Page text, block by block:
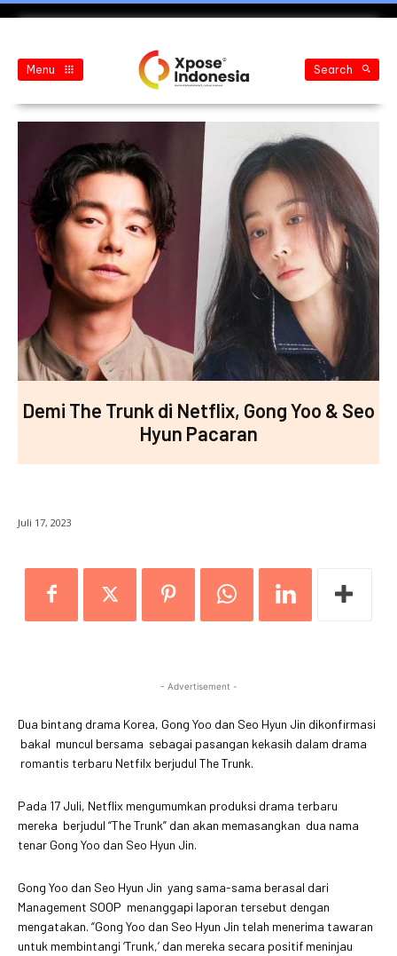
Menu Search
Demi The Trunk di Netflix, Gong Yoo & Seo
Hyun Pacaran
Juli 17, 2023
- Advertisement -
Dua bintang drama Korea, Gong Yoo dan Seo Hyun Jin dikonfirmasi
bakal muncul bersama sebagai pasangan kekasih dalam drama
romantis terbaru Netfilx berjudul The Trunk.
Pada 17 Juli, Netflix mengumumkan produksi drama terbaru
mereka berjudul “The Trunk” dan akan memasangkan dua nama
tenar Gong Yoo dan Seo Hyun Jin.
Gong Yoo dan Seo Hyun Jin yang sama-sama berasal dari
Management SOOP menanggapi laporan tersebut dengan
mengatakan. “Gong Yoo dan Seo Hyun Jin telah menerima tawaran
untuk membintangi ‘Trunk,’ dan mereka secara positif meninjau